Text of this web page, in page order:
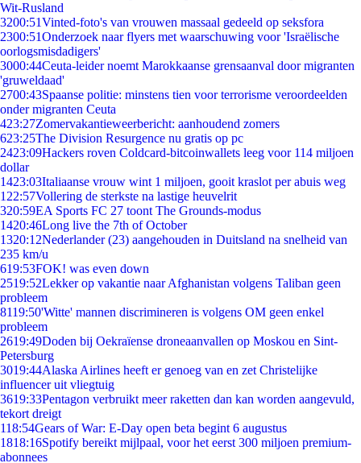
Wit-Rusland
3200:51Vinted-foto's van vrouwen massaal gedeeld op seksfora
2300:51Onderzoek naar flyers met waarschuwing voor 'Israëlische
oorlogsmisdadigers'
3000:44Ceuta-leider noemt Marokkaanse grensaanval door migranten
'gruweldaad'
2700:43Spaanse politie: minstens tien voor terrorisme veroordeelden
onder migranten Ceuta
423:27Zomervakantieweerbericht: aanhoudend zomers
623:25The Division Resurgence nu gratis op pc
2423:09Hackers roven Coldcard-bitcoinwallets leeg voor 114 miljoen
dollar
1423:03Italiaanse vrouw wint 1 miljoen, gooit kraslot per abuis weg
1 22:57Vollering de sterkste na lastige heuvelrit
320:59EA Sports FC 27 toont The Grounds-modus
1420:46Long live the 7th of October
1320:12Nederlander (23) aangehouden in Duitsland na snelheid van
235 km/u
619:53FOK! was even down
2519:52Lekker op vakantie naar Afghanistan volgens Taliban geen
probleem
8119:50'Witte' mannen discrimineren is volgens OM geen enkel
probleem
2619:49Doden bij Oekraïense droneaanvallen op Moskou en Sint-
Petersburg
3019:44Alaska Airlines heeft er genoeg van en zet Christelijke
influencer uit vliegtuig
3619:33Pentagon verbruikt meer raketten dan kan worden aangevuld,
tekort dreigt
118:54Gears of War: E-Day open beta begint 6 augustus
1818:16Spotify bereikt mijlpaal, voor het eerst 300 miljoen premium-
abonnees